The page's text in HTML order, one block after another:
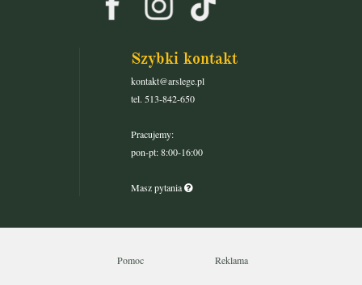
Szybki kontakt
kontakt@arslege.pl
tel. 513-842-650
Pracujemy:
pon-pt: 8:00-16:00
Masz pytania
Pomoc Reklama